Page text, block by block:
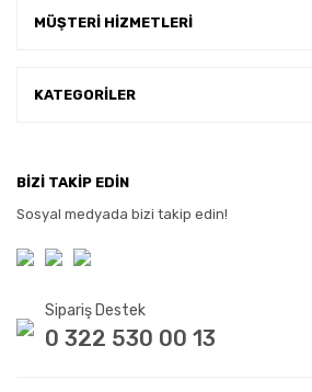
MÜŞTERİ HİZMETLERİ
KATEGORİLER
BİZİ TAKİP EDİN
Sosyal medyada bizi takip edin!
Sipariş Destek
0 322 530 00 13